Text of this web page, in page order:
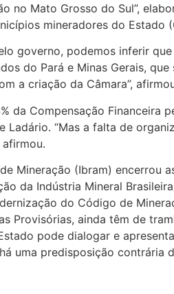
no Mato Grosso do Sul”,
mineradores do Estado
governo, podemos inferir
do Pará e Minas Gerais,
a criação da Câmara”,
da Compensação
“Mas a falta de
Mineração (Ibram) encerrou
da Indústria Mineral
do Código de
Provisórias, ainda têm de
pode dialogar e
uma predisposição contrária